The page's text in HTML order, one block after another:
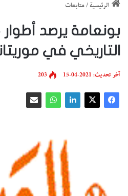
الرئيسية /متابعات
بونعامة يرصد أطوار
التاريخي في
آخر تحديث: 2021-04-15 203